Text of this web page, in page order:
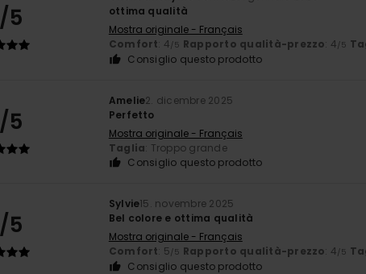
/5
ottima qualità
Mostra originale - Français
Comfort: 4/5 Rapporto qualità-prezzo: 4/5
Consiglio questo prodotto
/5
Amelie2. dicembre 2025
Perfetto
Mostra originale - Français
Taglia: Troppo grande
Consiglio questo prodotto
/5
Sylvie15. novembre 2025
Bel colore e ottima qualità
Mostra originale - Français
Comfort: 5/5 Rapporto qualità-prezzo: 4/5
Consiglio questo prodotto